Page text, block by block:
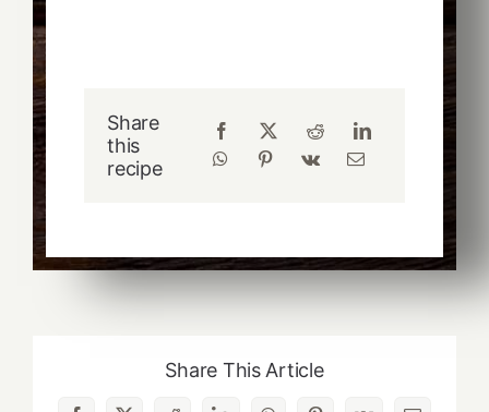
Share
this
recipe
Share This Article